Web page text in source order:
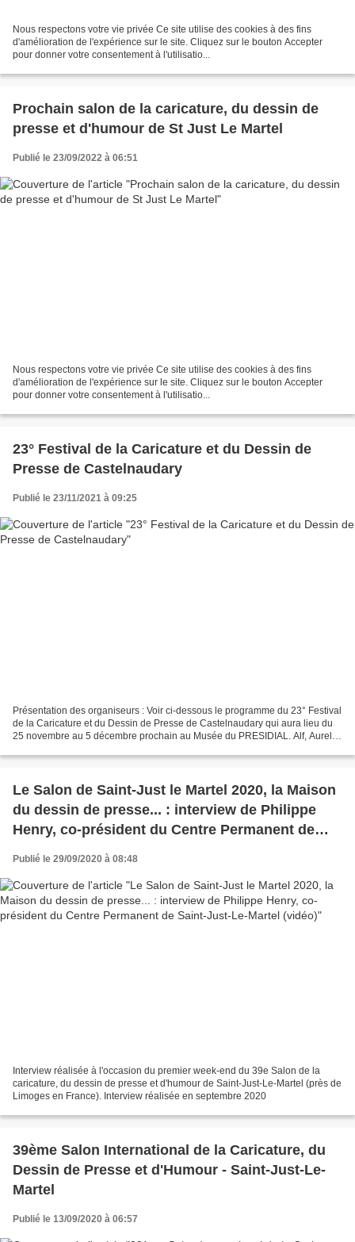
Nous respectons votre vie privée Ce site utilise des cookies à des fins
d'amélioration de l'expérience sur le site. Cliquez sur le bouton Accepter
pour donner votre consentement à l'utilisatio...
Prochain salon de la caricature, du dessin de
presse et d'humour de St Just Le Martel
Publié le 23/09/2022 à 06:51
Nous respectons votre vie privée Ce site utilise des cookies à des fins
d'amélioration de l'expérience sur le site. Cliquez sur le bouton Accepter
pour donner votre consentement à l'utilisatio...
23° Festival de la Caricature et du Dessin de
Presse de Castelnaudary
Publié le 23/11/2021 à 09:25
Présentation des organiseurs : Voir ci-dessous le programme du 23° Festival
de la Caricature et du Dessin de Presse de Castelnaudary qui aura lieu du
25 novembre au 5 décembre prochain au Musée du PRESIDIAL. Alf, Aurel,
Le Salon de Saint-Just le Martel 2020, la Maison
du dessin de presse... : interview de Philippe
Henry, co-président du Centre Permanent de
Publié le 29/09/2020 à 08:48
Interview réalisée à l'occasion du premier week-end du 39e Salon de la
caricature, du dessin de presse et d'humour de Saint-Just-Le-Martel (près de
Limoges en France). Interview réalisée en septembre 2020
39ème Salon International de la Caricature, du
Dessin de Presse et d'Humour - Saint-Just-Le-
Martel
Publié le 13/09/2020 à 06:57